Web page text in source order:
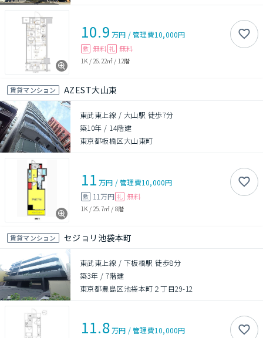
10.9 万円 /管理費10,000円
敷 無料 礼 無料
1K / 26.22㎡ / 12階
賃貸マンション AZEST大山東
東武東上線 / 大山駅 徒歩7分
築10年 / 14階建
東京都板橋区大山東町
11 万円 /管理費10,000円
敷 11万円 礼 無料
1K / 25.7㎡ / 8階
賃貸マンション セジョリ池袋本町
東武東上線 / 下板橋駅 徒歩8分
築3年 / 7階建
東京都豊島区池袋本町２丁目29-12
11.8万円 /管理費10,000円